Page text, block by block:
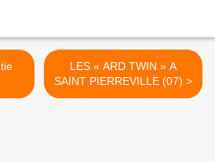
LES « ARD TWIN » A
SAINT PIERREVILLE (07) >